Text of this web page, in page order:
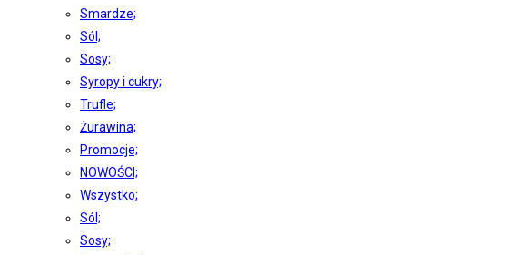
Smardze;
Sól;
Sosy;
Syropy i cukry;
Trufle;
Żurawina;
Promocje;
NOWOŚCI;
Wszystko;
Sól;
Sosy;